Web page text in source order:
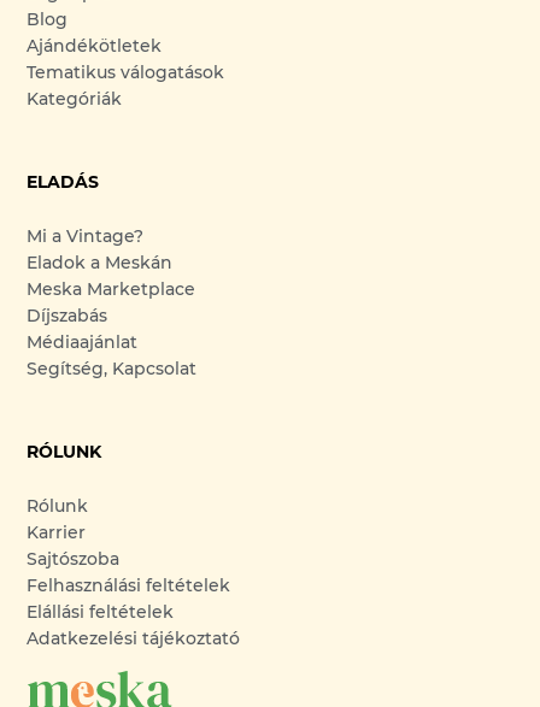
Blog
Ajándékötletek
Tematikus válogatások
Kategóriák
ELADÁS
Mi a Vintage?
Eladok a Meskán
Meska Marketplace
Díjszabás
Médiaajánlat
Segítség, Kapcsolat
RÓLUNK
Rólunk
Karrier
Sajtószoba
Felhasználási feltételek
Elállási feltételek
Adatkezelési tájékoztató